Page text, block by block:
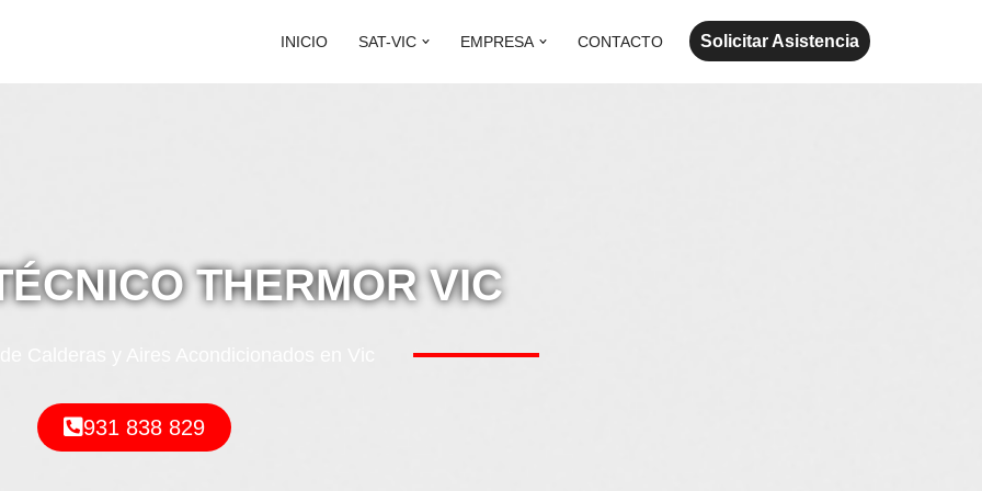
INICIO SAT-VIC EMPRESA CONTACTO Solicitar Asistencia
THERMOR VIC
931 838 829